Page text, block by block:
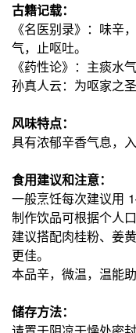
古籍记载：
《名医别录》：味辛
气，止呕吐。
《药性论》：主痰水
孙真人云：为呕家之圣
风味特点：
具有浓郁辛香气息，
食用建议和注意：
一般烹饪每次建议用
制作饮品可根据个人
建议搭配肉桂粉、姜
更佳。
本品辛，微温，温能
储存方法：